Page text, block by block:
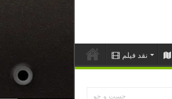
نقد فیلم